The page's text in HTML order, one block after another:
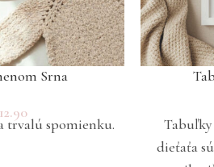
Srna
12.90
trvalú spomienku.
dieťaťa